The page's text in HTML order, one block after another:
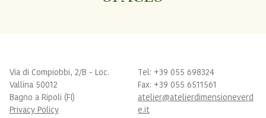
Via di Compiobbi, 2/B - Loc.
Vallina 50012
Bagno a Ripoli (FI)
Privacy Policy
Tel: +39 055 698324
Fax: +39 055 6511561
atelier@atelierdimensioneverd
e.it